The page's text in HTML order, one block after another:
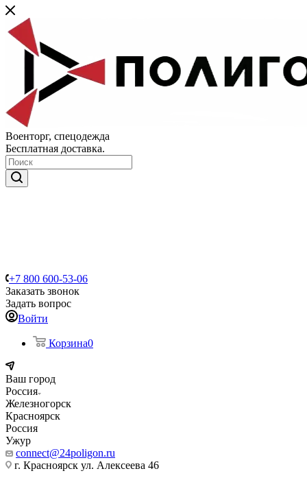
Военторг, спецодежда
Бесплатная доставка.
+7 800 600-53-06
Заказать звонок
Задать вопрос
Войти
Корзина0
Ваш город
Россия
Железногорск
Красноярск
Россия
Ужур
connect@24poligon.ru
г. Красноярск ул. Алексеева 46